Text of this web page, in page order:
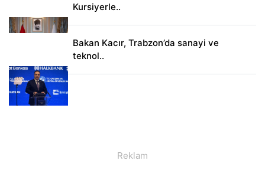
Kursiyerle..
Bakan Kacır, Trabzon’da sanayi ve
teknol..